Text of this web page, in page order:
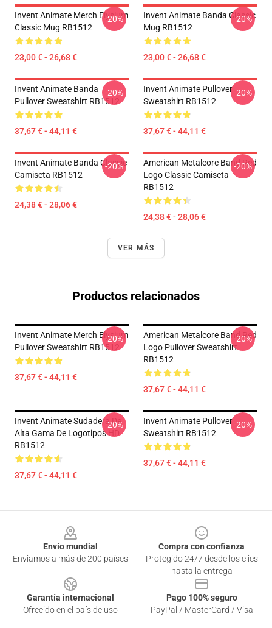
Invent Animate Merch Elysium
Classic Mug RB1512
23,00 € - 26,68 €
-20%
Invent Animate Banda Classic
Mug RB1512
23,00 € - 26,68 €
-20%
Invent Animate Banda
Pullover Sweatshirt RB1512
37,67 € - 44,11 €
-20%
Invent Animate Pullover
Sweatshirt RB1512
37,67 € - 44,11 €
-20%
Invent Animate Banda Classic
Camiseta RB1512
24,38 € - 28,06 €
-20%
American Metalcore Band Red
Logo Classic Camiseta
RB1512
24,38 € - 28,06 €
-20%
VER MÁS
Productos relacionados
Invent Animate Merch Elysium
Pullover Sweatshirt RB1512
37,67 € - 44,11 €
-20%
American Metalcore Band Red
Logo Pullover Sweatshirt
RB1512
37,67 € - 44,11 €
-20%
Invent Animate Sudadera De
Alta Gama De Logotipos HD
RB1512
37,67 € - 44,11 €
-20%
Invent Animate Pullover
Sweatshirt RB1512
37,67 € - 44,11 €
-20%
Envío mundial
Enviamos a más de 200 países
Compra con confianza
Protegido 24/7 desde los clics
hasta la entrega
Garantía internacional
Ofrecido en el país de uso
Pago 100% seguro
PayPal / MasterCard / Visa